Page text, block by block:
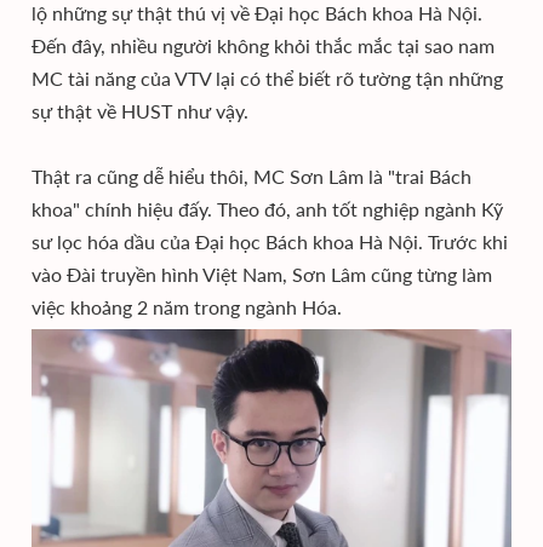
lộ những sự thật thú vị về Đại học Bách khoa Hà Nội.
Đến đây, nhiều người không khỏi thắc mắc tại sao nam
MC tài năng của VTV lại có thể biết rõ tường tận những
sự thật về HUST như vậy.
Thật ra cũng dễ hiểu thôi, MC Sơn Lâm là "trai Bách
khoa" chính hiệu đấy. Theo đó, anh tốt nghiệp ngành Kỹ
sư lọc hóa dầu của Đại học Bách khoa Hà Nội. Trước khi
vào Đài truyền hình Việt Nam, Sơn Lâm cũng từng làm
việc khoảng 2 năm trong ngành Hóa.